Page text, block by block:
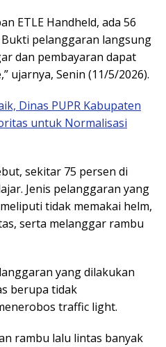
ETLE Handheld, ada 56
pelanggaran langsung
dan pembayaran dapat
ujarnya, Senin (11/5/2026).
Dinas PUPR Kabupaten
untuk Normalisasi
sekitar 75 persen di
Jenis pelanggaran yang
tidak memakai helm,
serta melanggar rambu
yang dilakukan
berupa tidak
traffic light.
rambu lalu lintas banyak